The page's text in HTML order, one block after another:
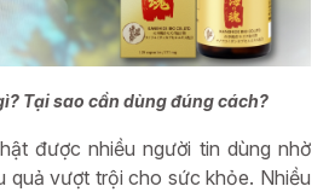
Tại sao cần dùng đúng cách?
được nhiều người tin dùng nhờ
quả vượt trội cho sức khỏe. Nhiều